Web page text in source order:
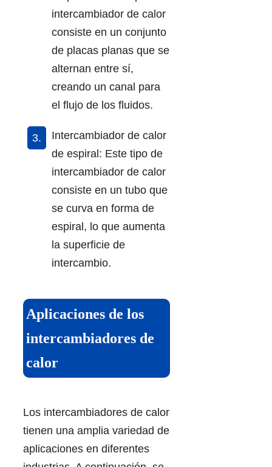
intercambiador de calor
consiste en un conjunto
de placas planas que se
alternan entre sí,
creando un canal para
el flujo de los fluidos.
Intercambiador de calor
de espiral: Este tipo de
intercambiador de calor
consiste en un tubo que
se curva en forma de
espiral, lo que aumenta
la superficie de
intercambio.
Aplicaciones de los
intercambiadores de
calor
Los intercambiadores de calor
tienen una amplia variedad de
aplicaciones en diferentes